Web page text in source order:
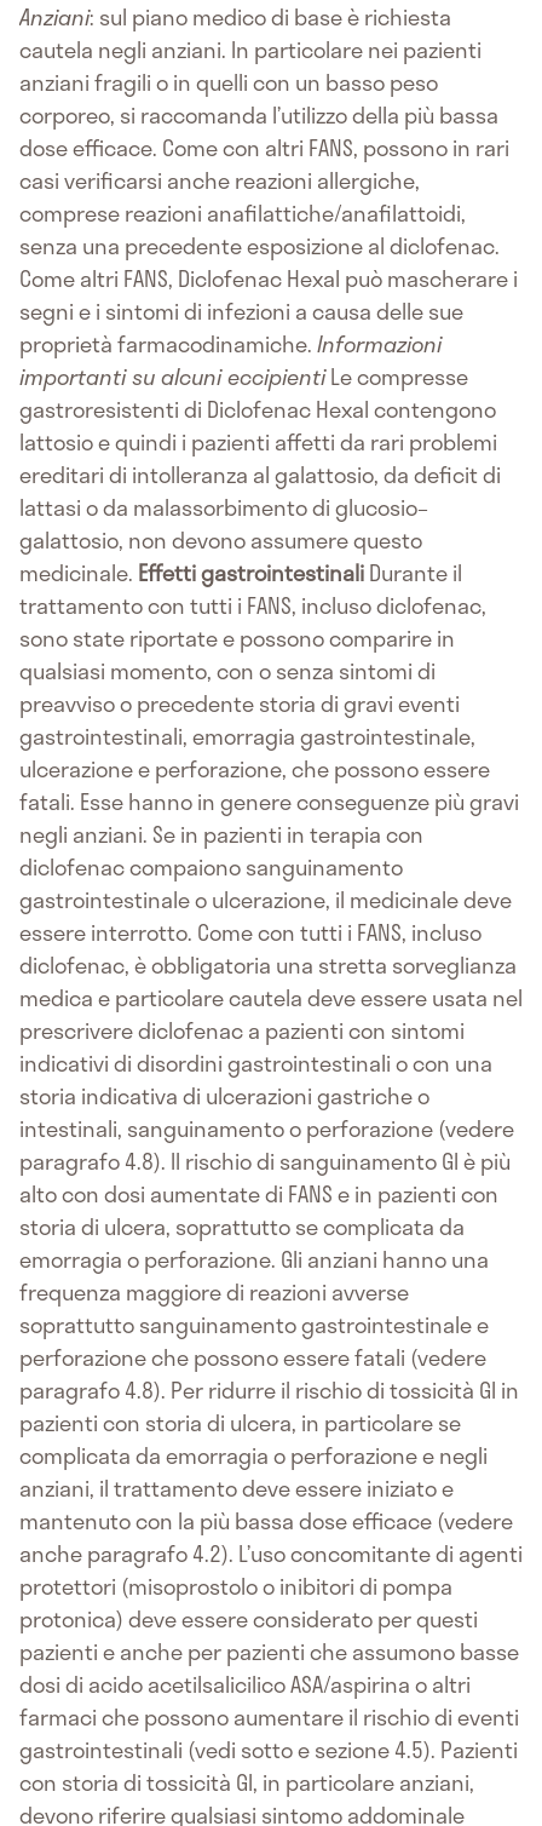
Anziani: sul piano medico di base è richiesta
cautela negli anziani. In particolare nei pazienti
anziani fragili o in quelli con un basso peso
corporeo, si raccomanda l’utilizzo della più bassa
dose efficace. Come con altri FANS, possono in rari
casi verificarsi anche reazioni allergiche,
comprese reazioni anafilattiche/anafilattoidi,
senza una precedente esposizione al diclofenac.
Come altri FANS, Diclofenac Hexal può mascherare i
segni e i sintomi di infezioni a causa delle sue
proprietà farmacodinamiche.Informazioni
importanti su alcuni eccipientiLe compresse
gastroresistenti di Diclofenac Hexal contengono
lattosio e quindi i pazienti affetti da rari problemi
ereditari di intolleranza al galattosio, da deficit di
lattasi o da malassorbimento di glucosio–
galattosio, non devono assumere questo
medicinale. Effetti gastrointestinaliDurante il
trattamento con tutti i FANS, incluso diclofenac,
sono state riportate e possono comparire in
qualsiasi momento, con o senza sintomi di
preavviso o precedente storia di gravi eventi
gastrointestinali, emorragia gastrointestinale,
ulcerazione e perforazione, che possono essere
fatali. Esse hanno in genere conseguenze più gravi
negli anziani. Se in pazienti in terapia con
diclofenac compaiono sanguinamento
gastrointestinale o ulcerazione, il medicinale deve
essere interrotto. Come con tutti i FANS, incluso
diclofenac, è obbligatoria una stretta sorveglianza
medica e particolare cautela deve essere usata nel
prescrivere diclofenac a pazienti con sintomi
indicativi di disordini gastrointestinali o con una
storia indicativa di ulcerazioni gastriche o
intestinali, sanguinamento o perforazione (vedere
paragrafo 4.8). Il rischio di sanguinamento GI è più
alto con dosi aumentate di FANS e in pazienti con
storia di ulcera, soprattutto se complicata da
emorragia o perforazione. Gli anziani hanno una
frequenza maggiore di reazioni avverse
soprattutto sanguinamento gastrointestinale e
perforazione che possono essere fatali (vedere
paragrafo 4.8). Per ridurre il rischio di tossicità GI in
pazienti con storia di ulcera, in particolare se
complicata da emorragia o perforazione e negli
anziani, il trattamento deve essere iniziato e
mantenuto con la più bassa dose efficace (vedere
anche paragrafo 4.2). L’uso concomitante di agenti
protettori (misoprostolo o inibitori di pompa
protonica) deve essere considerato per questi
pazienti e anche per pazienti che assumono basse
dosi di acido acetilsalicilico ASA/aspirina o altri
farmaci che possono aumentare il rischio di eventi
gastrointestinali (vedi sotto e sezione 4.5). Pazienti
con storia di tossicità GI, in particolare anziani,
devono riferire qualsiasi sintomo addominale